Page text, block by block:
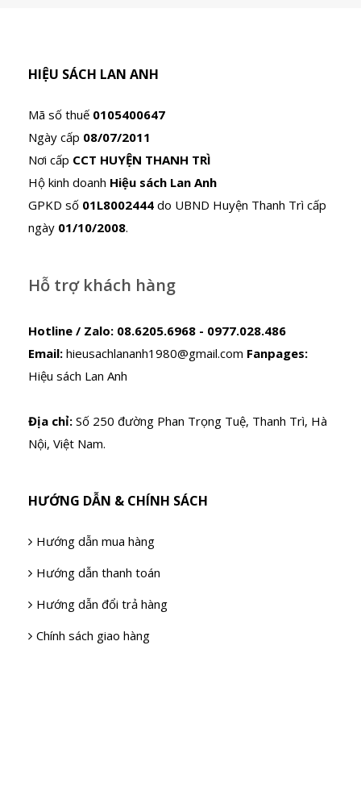
HIỆU SÁCH LAN ANH
Mã số thuế 0105400647
Ngày cấp 08/07/2011
Nơi cấp CCT HUYỆN THANH TRÌ
Hộ kinh doanh Hiệu sách Lan Anh
GPKD số 01L8002444 do UBND Huyện Thanh Trì cấp
ngày 01/10/2008.
Hỗ trợ khách hàng
Hotline / Zalo: 08.6205.6968 - 0977.028.486
Email: hieusachlananh1980@gmail.com Fanpages:
Hiệu sách Lan Anh
Địa chỉ: Số 250 đường Phan Trọng Tuệ, Thanh Trì, Hà
Nội, Việt Nam.
HƯỚNG DẪN & CHÍNH SÁCH
Hướng dẫn mua hàng
Hướng dẫn thanh toán
Hướng dẫn đổi trả hàng
Chính sách giao hàng